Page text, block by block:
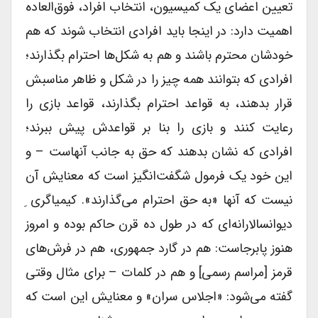
تعیین اعضای یک کمیسیون، انتخاب افراد، فوق‌العاده
اهمیت دارد: در اینجا باید افرادی انتخاب شوند که هم
خودشان محترم باشند و هم به شکل‌ها احترام بگذارند؛
افرادی که بتوانند همه چیز را در شکل و ظاهر مناسبش
قرار بدهند، به قواعد احترام بگذارند، قواعد بازی را
رعایت کنند و بازی را بنا بر قواعدش پیش ببرند؛
افرادی که نشان بدهند که حق به جانب آنهاست – و
این خود یک فرمول شگفت‌انگیز است که معنایش آن
نیست که آنها «به حق احترام می‌گذارند». کیمیاگری ِ
دیوانسالارانه‌ای که در طول ده قرن حاکم بوده و امروز
هنوز پابرجاست: هم در گارد جمهوری، هم در فرش‌های
قرمز [مراسم رسمی] و هم در کلمات – برای مثال وقتی
گفته می‌شود: «اجلاس سران» و معنایش این است که